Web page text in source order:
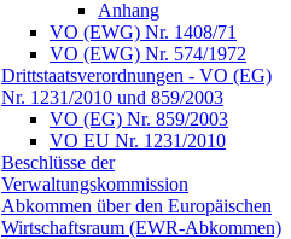
Anhang
VO (EWG) Nr. 1408/71
VO (EWG) Nr. 574/1972
Drittstaatsverordnungen - VO (EG)
Nr. 1231/2010 und 859/2003
VO (EG) Nr. 859/2003
VO EU Nr. 1231/2010
Beschlüsse der
Verwaltungskommission
Abkommen über den Europäischen
Wirtschaftsraum (EWR-Abkommen)